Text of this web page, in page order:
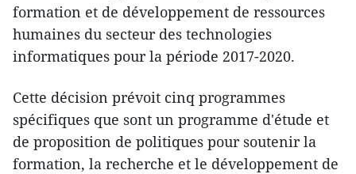
formation et de développement de ressources
humaines du secteur des technologies
informatiques pour la période 2017-2020.
Cette décision prévoit cinq programmes
spécifiques que sont un programme d'étude et
de proposition de politiques pour soutenir la
formation, la recherche et le développement de